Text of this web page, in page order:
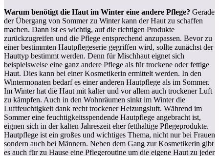
Warum benötigt die Haut im Winter eine andere Pflege? Gerade
der Übergang von Sommer zu Winter kann der Haut zu schaffen
machen. Dann ist es wichtig, auf die richtigen Produkte
zurückzugreifen und die Pflege entsprechend anzupassen. Bevor zu
einer bestimmten Hautpflegeserie gegriffen wird, sollte zunächst der
Hauttyp bestimmt werden. Denn für Mischhaut eignet sich
beispielsweise eine ganz andere Pflege als für trockene oder fettige
Haut. Dies kann bei einer Kosmetikerin ermittelt werden. In den
Wintermonaten bedarf es einer anderen Hautpflege als im Sommer.
Im Winter hat die Haut mit kalter und vor allem auch trockener Luft
zu kämpfen. Auch in den Wohnräumen sinkt im Winter die
Luftfeuchtigkeit dank recht trockener Heizungsluft. Während im
Sommer eine feuchtigkeitsspendende Hautpflege angebracht ist,
eignen sich in der kalten Jahreszeit eher fetthaltige Pflegeprodukte.
Hautpflege ist ein großes und wichtiges Thema, nicht nur bei Frauen
sondern auch bei Männern. Neben dem Gang zur Kosmetikerin gibt
es auch für zu Hause eine Pflegeroutine um die eigene Haut zu jeder